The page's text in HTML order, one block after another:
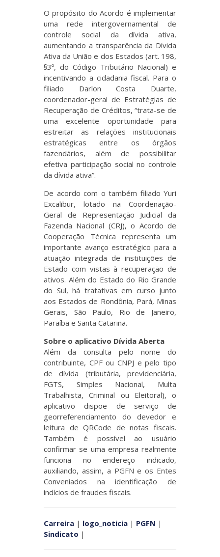
O propósito do Acordo é implementar
uma rede intergovernamental de
controle social da dívida ativa,
aumentando a transparência da Dívida
Ativa da União e dos Estados (art. 198,
§3º, do Código Tributário Nacional) e
incentivando a cidadania fiscal. Para o
filiado Darlon Costa Duarte,
coordenador-geral de Estratégias de
Recuperação de Créditos, “trata-se de
uma excelente oportunidade para
estreitar as relações institucionais
estratégicas entre os órgãos
fazendários, além de possibilitar
efetiva participação social no controle
da dívida ativa”.
De acordo com o também filiado Yuri
Excalibur, lotado na Coordenação-
Geral de Representação Judicial da
Fazenda Nacional (CRJ), o Acordo de
Cooperação Técnica representa um
importante avanço estratégico para a
atuação integrada de instituições de
Estado com vistas à recuperação de
ativos. Além do Estado do Rio Grande
do Sul, há tratativas em curso junto
aos Estados de Rondônia, Pará, Minas
Gerais, São Paulo, Rio de Janeiro,
Paraíba e Santa Catarina.
Sobre o aplicativo Dívida Aberta
Além da consulta pelo nome do
contribuinte, CPF ou CNPJ e pelo tipo
de dívida (tributária, previdenciária,
FGTS, Simples Nacional, Multa
Trabalhista, Criminal ou Eleitoral), o
aplicativo dispõe de serviço de
georreferenciamento do devedor e
leitura de QRCode de notas fiscais.
Também é possível ao usuário
confirmar se uma empresa realmente
funciona no endereço indicado,
auxiliando, assim, a PGFN e os Entes
Conveniados na identificação de
indícios de fraudes fiscais.
Carreira | logo_noticia | PGFN |
Sindicato |